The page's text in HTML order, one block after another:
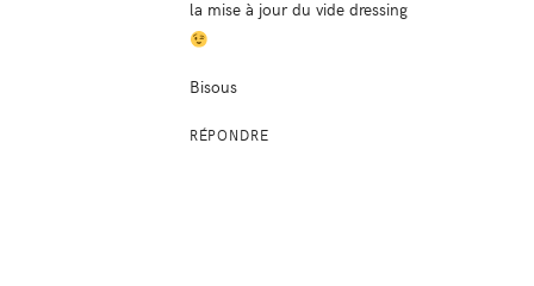
la mise à jour du vide dressing
Bisous
RÉPONDRE